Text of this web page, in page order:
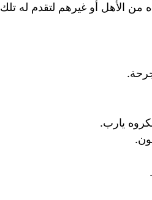
الأهل أو غيرهم لتقدم له تلك
يارب.